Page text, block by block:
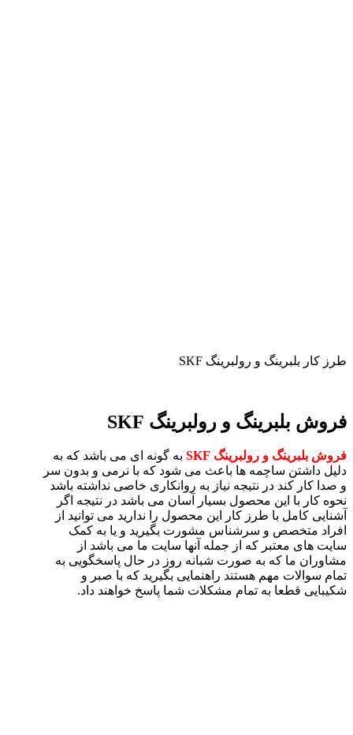
طرز کار بلبرینگ و رولبرینگ SKF
فروش بلبرینگ و رولبرینگ SKF
فروش بلبرینگ و رولبرینگ SKF
به گونه ای می باشد که به
دلیل داشتن ساچمه ها باعث می شود که با نرمی و بدون سر
و صدا کار کند در نتیجه نیاز به روانکاری خاصی نداشته باشد
نحوه کار با این محصول بسیار آسان می باشد در نتیجه اگر
آشنایی کامل با طرز کار این محصول را ندارید می توانید از
افراد متخصص و سرشناس مشورت بگیرید و یا به کمک
سایت های معتبر که از جمله آنها سایت ما می باشد از
مشاوران ما که به صورت شبانه روز در حال پاسخگویی به
تمام سوالات مهم هستند راهنمایی بگیرید که با صبر و
شکیبایی قطعا به تمام مشکلات شما پاسخ خواهند داد.